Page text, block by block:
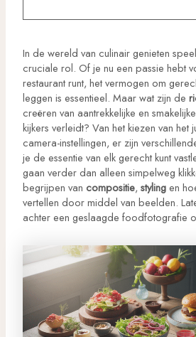
In de wereld van culinair genieten
cruciale rol. Of je nu een passie hebt
restaurant runt, het vermogen om
leggen is essentieel. Maar wat zijn de
creëren van aantrekkelijke en
kijkers verleidt? Van het kiezen van het
camera-instellingen, er zijn
je de essentie van elk gerecht kunt
gaan verder dan alleen simpelweg
begrijpen van compositie, stylingen
vertellen door middel van beelden.
achter een geslaagde foodfotografie